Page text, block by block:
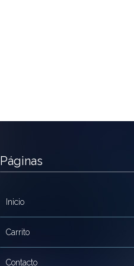
Páginas
Inicio
Carrito
Contacto